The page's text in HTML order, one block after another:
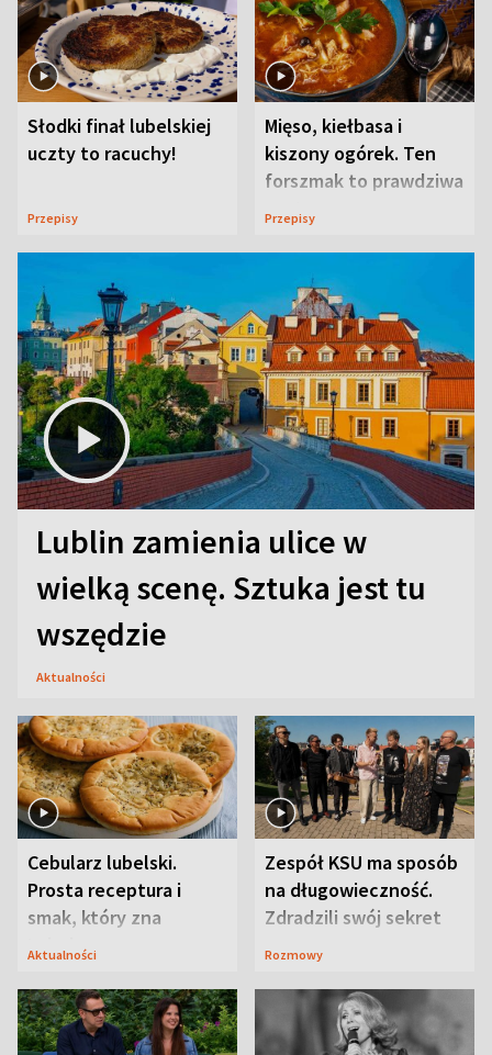
Słodki finał lubelskiej
uczty to racuchy!
Przepisy
Mięso, kiełbasa i
kiszony ogórek. Ten
forszmak to prawdziwa
uczta
Przepisy
Lublin zamienia ulice w
wielką scenę. Sztuka jest tu
wszędzie
Aktualności
Cebularz lubelski.
Prosta receptura i
smak, który zna
Lubelszczyzna
Aktualności
Zespół KSU ma sposób
na długowieczność.
Zdradzili swój sekret
Rozmowy